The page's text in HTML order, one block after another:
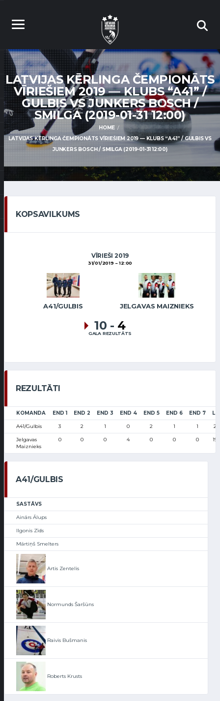
LATVIJAS KĒRLINGA ČEMPIONĀTS
VĪRIEŠIEM 2019 — KLUBS “A41” /
GULBIS VS JUNKERS BOSCH /
SMILGA (2019-01-31 12:00)
HOME
LATVIJAS KĒRLINGA ČEMPIONĀTS VĪRIEŠIEM 2019 — KLUBS “A41” / GULBIS VS
JUNKERS BOSCH / SMILGA (2019-01-31 12:00)
KOPSAVILKUMS
VĪRIEŠI 2019
31/01/2019 12:00
A41/GULBIS JELGAVAS MAIZNIEKS
10 - 4
GALA REZULTĀTS
REZULTĀTI
KOMANDA END 1 END 2 END 3 END 4 END 5 END 6 END 7
A41/Gulbis 3 2 1 0 2 1 1
Jelgavas
Maiznieks
0 0 0 4 0 0 0
A41/GULBIS
SASTĀVS
Ainārs Ālups
Ilgonis Zīds
Mārtiņš Smelters
Artis Zentelis
Normunds Šaršūns
Raivis Bušmanis
Roberts Krusts